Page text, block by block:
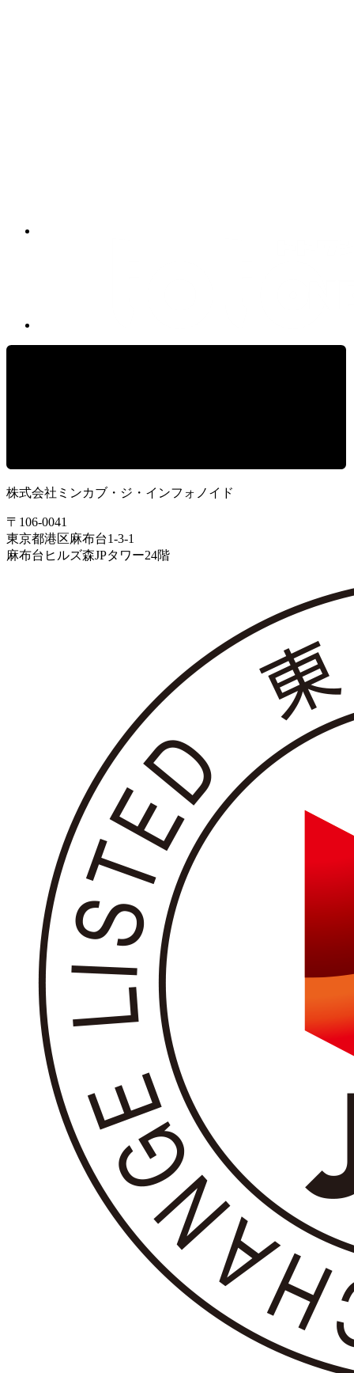
株式会社ミンカブ・ジ・インフォノイド
〒106-0041
東京都港区麻布台1-3-1
麻布台ヒルズ森JPタワー24階